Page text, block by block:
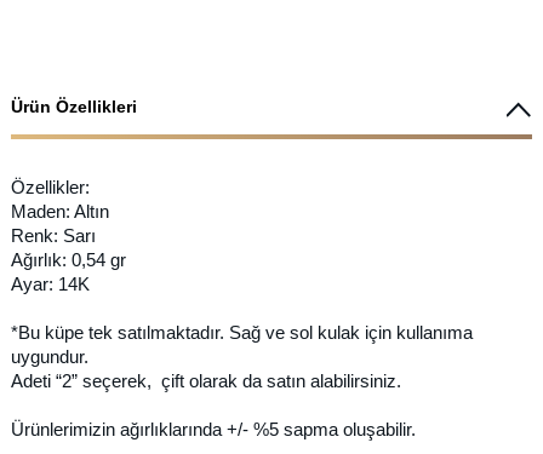
Ürün Özellikleri
Özellikler:
Maden: Altın
Renk: Sarı
Ağırlık: 0,54 gr
Ayar: 14K
*Bu küpe tek satılmaktadır. Sağ ve sol kulak için kullanıma
uygundur.
Adeti “2” seçerek, çift olarak da satın alabilirsiniz.
Ürünlerimizin ağırlıklarında +/- %5 sapma oluşabilir.